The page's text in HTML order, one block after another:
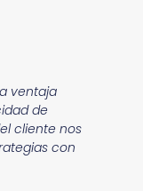
ventaja
de
cliente nos
con